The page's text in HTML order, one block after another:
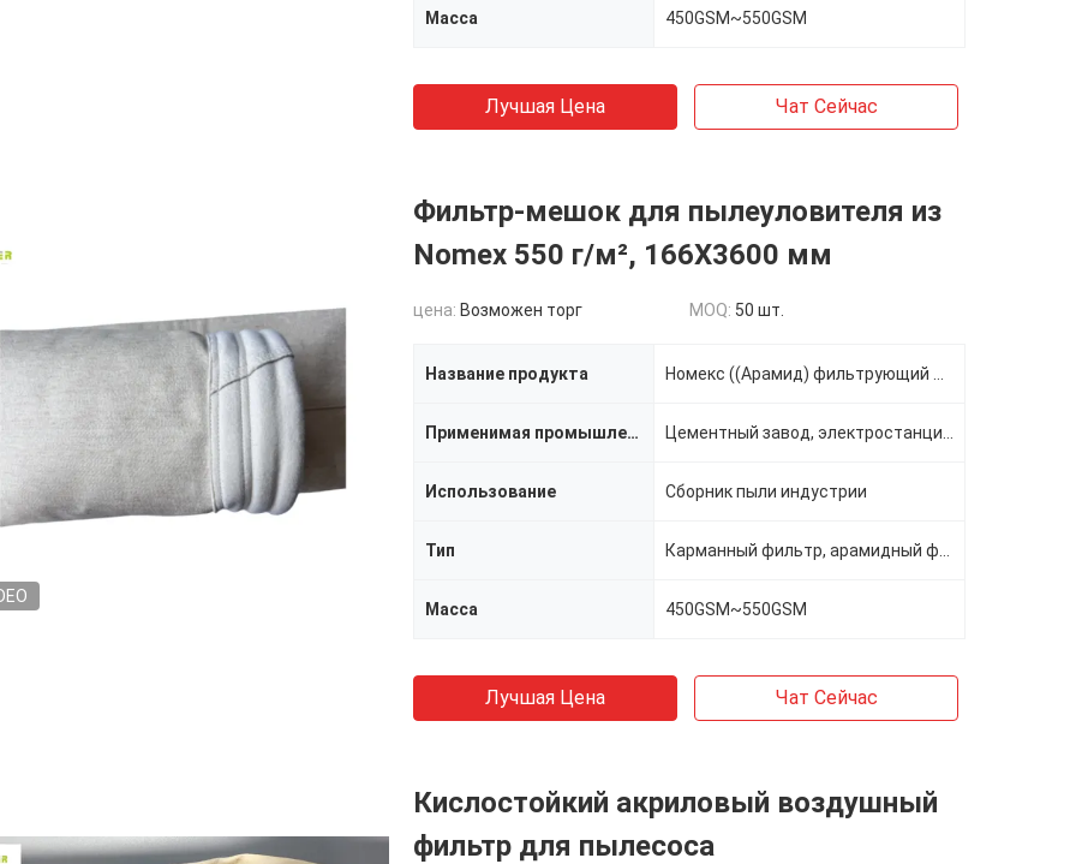
Масса 450GSM~550GSM
Лучшая Цена Чат Сейчас
Фильтр-мешок для пылеуловителя из
Nomex 550 г/м², 166X3600 мм
цена: Возможен торг MOQ: 50 шт.
Название продукта
Применимая промышленность
Использование Сборник пыли индустрии
Тип
Масса 450GSM~550GSM
Лучшая Цена Чат Сейчас
Кислостойкий акриловый воздушный
фильтр для пылесоса